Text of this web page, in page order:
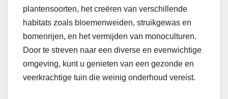
plantensoorten, het creëren van verschillende
habitats zoals bloemenweiden, struikgewas en
bomenrijen, en het vermijden van monoculturen.
Door te streven naar een diverse en evenwichtige
omgeving, kunt u genieten van een gezonde en
veerkrachtige tuin die weinig onderhoud vereist.